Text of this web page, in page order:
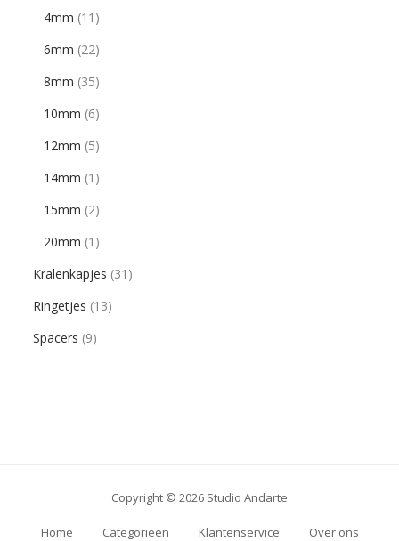
4mm (11)
6mm (22)
8mm (35)
10mm (6)
12mm (5)
14mm (1)
15mm (2)
20mm (1)
Kralenkapjes (31)
Ringetjes (13)
Spacers (9)
Copyright © 2026 Studio Andarte
Home Categorieën Klantenservice Over ons